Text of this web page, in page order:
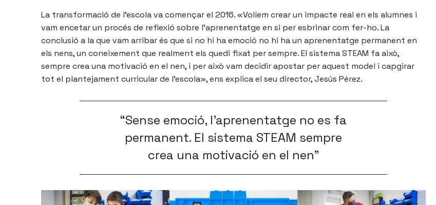
La transformació de l’escola va començar el 2016. «Volíem crear un impacte real en els alumnes i
vam encetar un procés de reflexió sobre l’aprenentatge en si per esbrinar com fer-ho. La
conclusió a la que vam arribar és que si no hi ha emoció no hi ha un aprenentatge permanent en
els nens, un coneixement que realment els quedi fixat per sempre. El sistema STEAM fa això,
sempre crea una motivació en el nen, i per això vam decidir apostar per aquest model i capgirar
tot el plantejament curricular de l’escola», ens explica el seu director, Jesús Pérez.
“Sense emoció, l’aprenentatge no es fa
permanent. El sistema STEAM sempre
crea una motivació en el nen”